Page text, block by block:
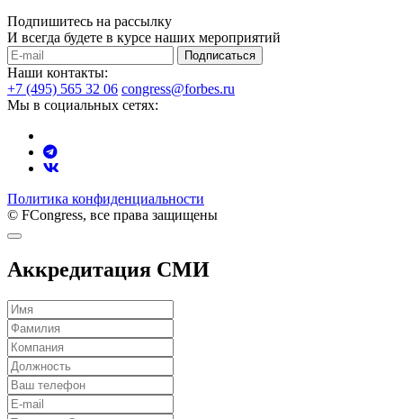
Подпишитесь на рассылку
И всегда будете в курсе наших мероприятий
Подписаться
Наши контакты:
+7 (495) 565 32 06 congress@forbes.ru
Мы в социальных сетях:
Политика конфиденциальности
© FCongress, все права защищены
Аккредитация СМИ